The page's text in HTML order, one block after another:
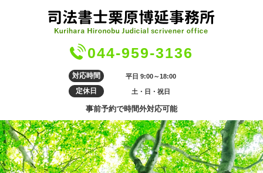
044-959-3136
対応時間 平日 9:00～18:00
定休日 土・日・祝日
事前予約で時間外対応可能